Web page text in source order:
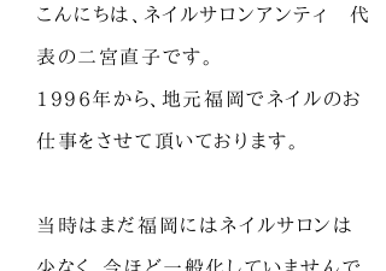
こんにちは、ネイルサロンアンティ 代
表の二宮直子です。
1996年から、地元福岡でネイルのお
仕事をさせて頂いております。
当時はまだ福岡にはネイルサロンは